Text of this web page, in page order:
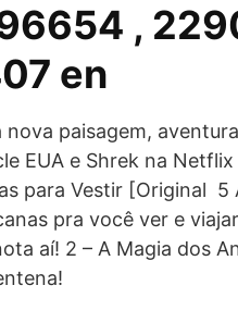
,
en
nova paisagem,
EUA e Shrek na
para Vestir [Original 5
pra você ver e
aí! 2 – A Magia dos